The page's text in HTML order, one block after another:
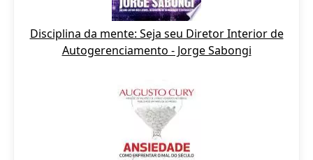
Disciplina da mente: Seja seu Diretor Interior de
Autogerenciamento - Jorge Sabongi